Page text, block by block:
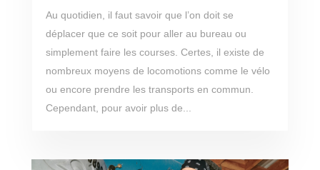
Au quotidien, il faut savoir que l’on doit se
déplacer que ce soit pour aller au bureau ou
simplement faire les courses. Certes, il existe de
nombreux moyens de locomotions comme le vélo
ou encore prendre les transports en commun.
Cependant, pour avoir plus de...